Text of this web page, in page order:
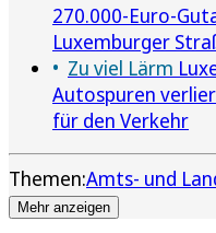
270.000-Euro-
Luxemburger
Zu viel Lärm
Autospuren
für den Verkehr
Themen:Amts- und
Mehr anzeigen